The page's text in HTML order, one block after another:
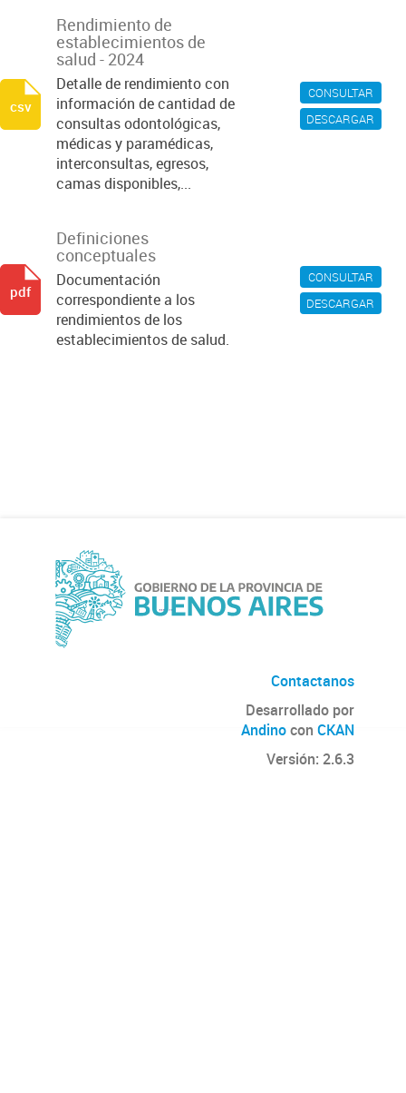
CONSULTAR
DESCARGAR
Rendimiento de
establecimientos de
salud - 2024
Detalle de rendimiento con
información de cantidad de
consultas odontológicas,
médicas y paramédicas,
interconsultas, egresos,
camas disponibles,...
csv
CONSULTAR
DESCARGAR
Definiciones
conceptuales
Documentación
correspondiente a los
rendimientos de los
establecimientos de salud.
pdf
Contactanos
Desarrollado por
Andinocon CKAN
Versión: 2.6.3